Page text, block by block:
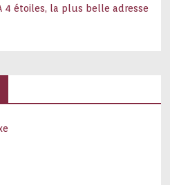
4 étoiles, la plus belle adresse